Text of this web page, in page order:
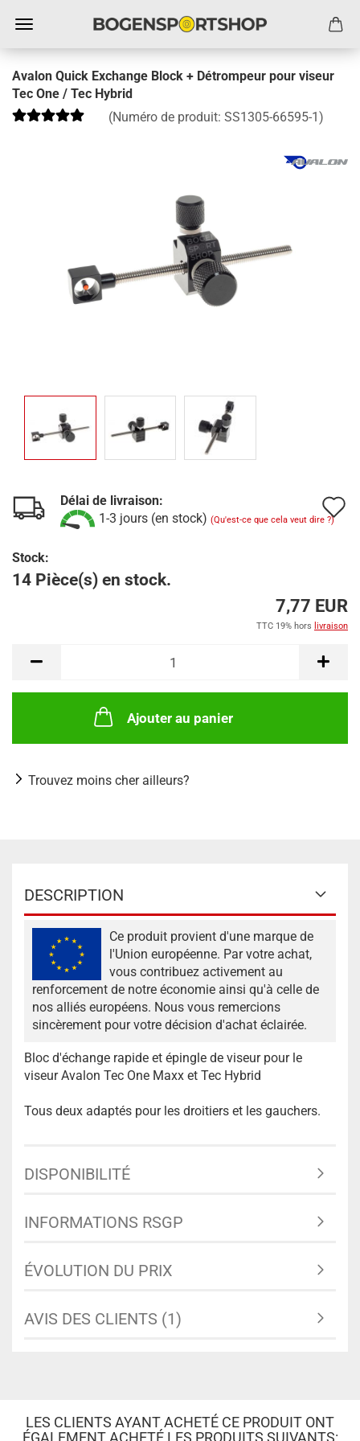
Avalon Quick Exchange Block + Détrompeur pour viseur
Tec One / Tec Hybrid
(Numéro de produit: SS1305-66595-1)
Délai de livraison:
1-3 jours (en stock) (Qu'est-ce que cela veut dire ?)
Stock:
14 Pièce(s) en stock.
7,77 EUR
TTC 19% hors livraison
Ajouter au panier
Trouvez moins cher ailleurs?
DESCRIPTION
Ce produit provient d'une marque de
l'Union européenne. Par votre achat,
vous contribuez activement au
renforcement de notre économie ainsi qu'à celle de
nos alliés européens. Nous vous remercions
sincèrement pour votre décision d'achat éclairée.
Bloc d'échange rapide et épingle de viseur pour le
viseur Avalon Tec One Maxx et Tec Hybrid
Tous deux adaptés pour les droitiers et les gauchers.
DISPONIBILITÉ
INFORMATIONS RSGP
ÉVOLUTION DU PRIX
AVIS DES CLIENTS (1)
LES CLIENTS AYANT ACHETÉ CE PRODUIT ONT
ÉGALEMENT ACHETÉ LES PRODUITS SUIVANTS: